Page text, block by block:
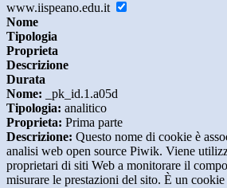
www.iispeano.edu.it
Nome
Tipologia
Proprieta
Descrizione
Durata
Nome: _pk_id.1.a05d
Tipologia: analitico
Proprieta: Prima parte
Descrizione: Questo nome di cookie è
analisi web open source Piwik. Viene
proprietari di siti Web a monitorare il
misurare le prestazioni del sito. È un